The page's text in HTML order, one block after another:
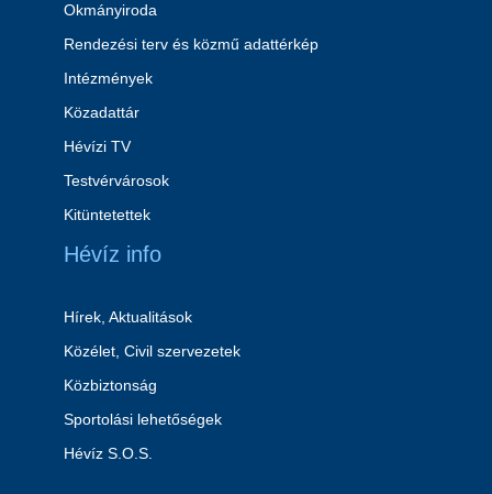
Okmányiroda
Rendezési terv és közmű adattérkép
Intézmények
Közadattár
Hévízi TV
Testvérvárosok
Kitüntetettek
Hévíz info
Hírek, Aktualitások
Közélet, Civil szervezetek
Közbiztonság
Sportolási lehetőségek
Hévíz S.O.S.